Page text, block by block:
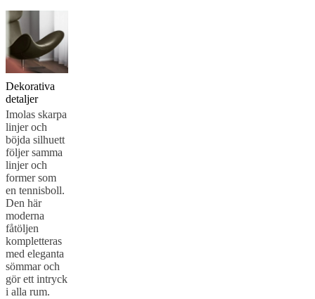
Dekorativa
detaljer
Imolas skarpa
linjer och
böjda silhuett
följer samma
linjer och
former som
en tennisboll.
Den här
moderna
fåtöljen
kompletteras
med eleganta
sömmar och
gör ett intryck
i alla rum.